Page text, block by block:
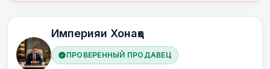
Империяи Хонаҳо
ПРОВЕРЕННЫЙ ПРОДАВЕЦ